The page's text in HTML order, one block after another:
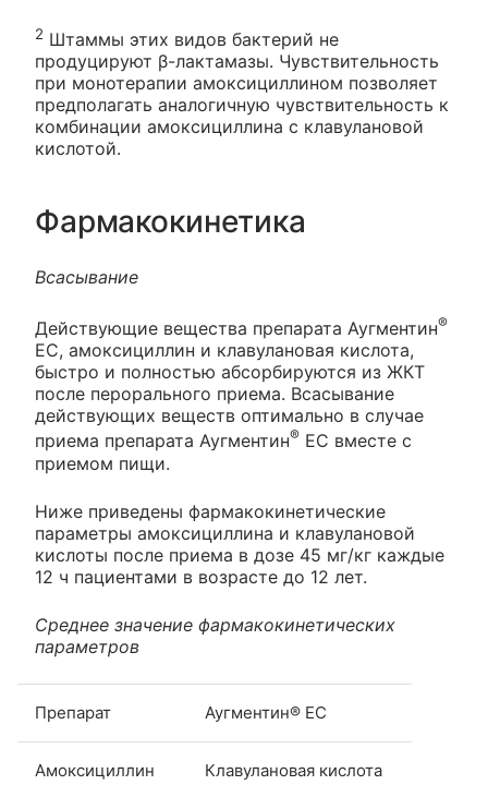
2 Штаммы этих видов бактерий не
продуцируют β-лактамазы. Чувствительность
при монотерапии амоксициллином позволяет
предполагать аналогичную чувствительность к
комбинации амоксициллина с клавулановой
кислотой.
Фармакокинетика
Всасывание
Действующие вещества препарата Аугментин®
ЕС, амоксициллин и клавулановая кислота,
быстро и полностью абсорбируются из ЖКТ
после перорального приема. Всасывание
действующих веществ оптимально в случае
приема препарата Аугментин® ЕС вместе с
приемом пищи.
Ниже приведены фармакокинетические
параметры амоксициллина и клавулановой
кислоты после приема в дозе 45 мг/кг каждые
12 ч пациентами в возрасте до 12 лет.
Среднее значение фармакокинетических
параметров
Препарат Аугментин® ЕC
Амоксициллин Клавулановая кислота